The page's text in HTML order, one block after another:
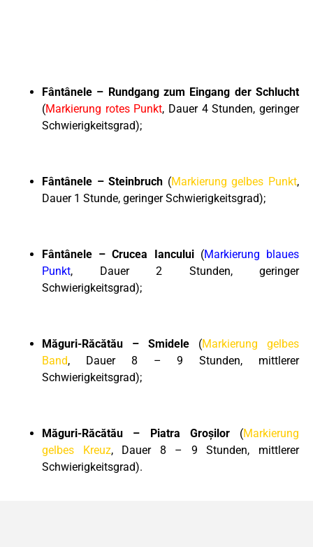
Fântânele – Rundgang zum Eingang der Schlucht
(Markierung rotes Punkt, Dauer 4 Stunden, geringer
Schwierigkeitsgrad);
Fântânele – Steinbruch (Markierung gelbes Punkt,
Dauer 1 Stunde, geringer Schwierigkeitsgrad);
Fântânele – Crucea Iancului(Markierung blaues
Punkt, Dauer 2 Stunden, geringer
Schwierigkeitsgrad);
Măguri-Răcătău – Smidele (Markierung gelbes
Band, Dauer 8 – 9 Stunden, mittlerer
Schwierigkeitsgrad);
Măguri-Răcătău – Piatra Groșilor(Markierung
gelbes Kreuz, Dauer 8 – 9 Stunden, mittlerer
Schwierigkeitsgrad).